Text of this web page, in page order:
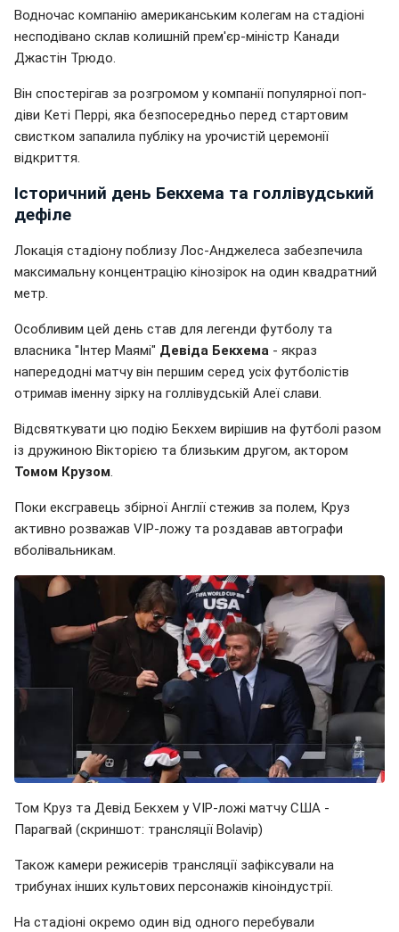
Водночас компанію американським колегам на стадіоні
несподівано склав колишній прем'єр-міністр Канади
Джастін Трюдо.
Він спостерігав за розгромом у компанії популярної поп-
діви Кеті Перрі, яка безпосередньо перед стартовим
свистком запалила публіку на урочистій церемонії
відкриття.
Історичний день Бекхема та голлівудський
дефіле
Локація стадіону поблизу Лос-Анджелеса забезпечила
максимальну концентрацію кінозірок на один квадратний
метр.
Особливим цей день став для легенди футболу та
власника "Інтер Маямі" Девіда Бекхема - якраз
напередодні матчу він першим серед усіх футболістів
отримав іменну зірку на голлівудській Алеї слави.
Відсвяткувати цю подію Бекхем вирішив на футболі разом
із дружиною Вікторією та близьким другом, актором
Томом Крузом
Поки ексгравець збірної Англії стежив за полем, Круз
активно розважав VIP-ложу та роздавав автографи
вболівальникам.
Том Круз та Девід Бекхем у VIP-ложі матчу США -
Парагвай (скриншот: трансляції Bolavip)
Також камери режисерів трансляції зафіксували на
трибунах інших культових персонажів кіноіндустрії.
На стадіоні окремо один від одного перебували